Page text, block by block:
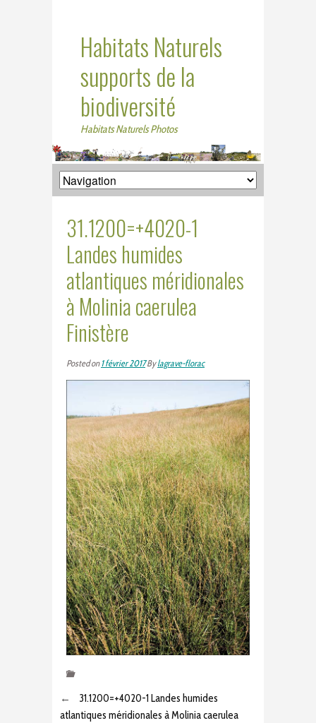
Habitats Naturels
supports de la
biodiversité
Habitats Naturels Photos
31.1200=+4020-1
Landes humides
atlantiques méridionales
à Molinia caerulea
Finistère
Posted on1 février 2017Bylagrave-florac
←
31.1200=+4020-1 Landes humides
atlantiques méridionales à Molinia caerulea